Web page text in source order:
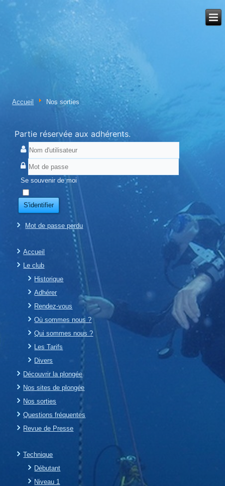
Accueil Nos sorties
Partie réservée aux adhérents.
Se souvenir de moi
S'identifier
Mot de passe perdu
Accueil
Le club
Historique
Adhérer
Rendez-vous
Où sommes nous ?
Qui sommes nous ?
Les Tarifs
Divers
Découvrir la plongée
Nos sites de plongée
Nos sorties
Questions fréquentes
Revue de Presse
Technique
Débutant
Niveau 1